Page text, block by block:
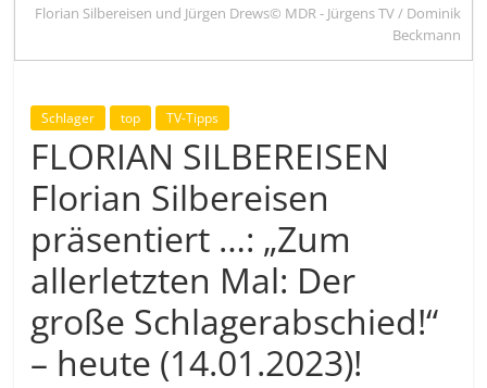
Florian Silbereisen und Jürgen Drews© MDR - Jürgens TV / Dominik
Beckmann
Schlager top TV-Tipps
FLORIAN SILBEREISEN
Florian Silbereisen
präsentiert …: „Zum
allerletzten Mal: Der
große Schlagerabschied!“
– heute (14.01.2023)!